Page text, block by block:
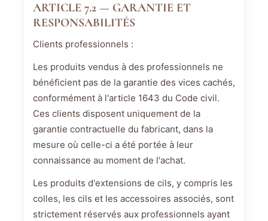
ARTICLE 7.2 — GARANTIE ET
RESPONSABILITÉS
Clients professionnels :
Les produits vendus à des professionnels ne
bénéficient pas de la garantie des vices cachés,
conformément à l'article 1643 du Code civil.
Ces clients disposent uniquement de la
garantie contractuelle du fabricant, dans la
mesure où celle-ci a été portée à leur
connaissance au moment de l'achat.
Les produits d'extensions de cils, y compris les
colles, les cils et les accessoires associés, sont
strictement réservés aux professionnels ayant